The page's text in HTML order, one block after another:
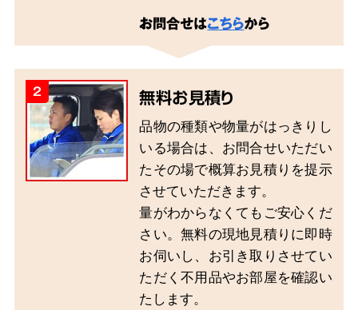
お問合せはこちらから
2 無料お見積り
品物の種類や物量がはっきりし
いる場合は、お問合せいただい
たその場で概算お見積りを提示
させていただきます。
量がわからなくてもご安心くだ
さい。無料の現地見積りに即時
お伺いし、お引き取りさせてい
ただく不用品やお部屋を確認い
たします。